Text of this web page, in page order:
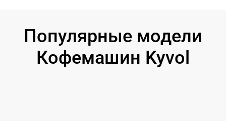
Популярные модели
Кофемашин Kyvol